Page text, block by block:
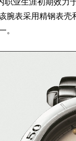
职业生涯初期效力
腕表采用精钢表壳
。